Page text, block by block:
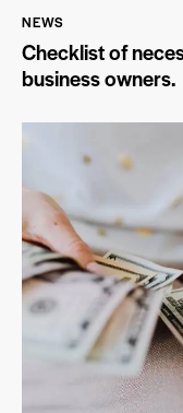
NEWS
Checklist of
business owners.